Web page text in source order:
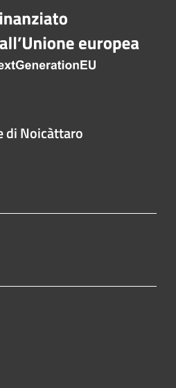
di Noicàttaro